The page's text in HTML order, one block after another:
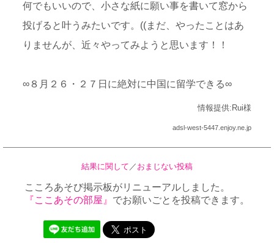
何でもいいので、小さな紙に願い事を書いて窓から
投げると叶うみたいです。((まだ、やったことはあ
りませんが、近々やってみようと思います！！
∞８月２６・２７日に絶対に中国に留学できる∞
情報提供:Rui様
adsl-west-5447.enjoy.ne.jp
結果に関して ／ おまじない投稿
こころあそび掲示板がリニューアルしました。
『ここあその部屋』 でお願いごとを投稿できます。